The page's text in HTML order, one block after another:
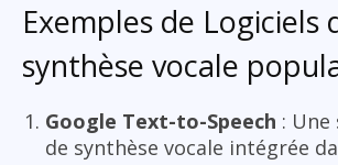
Exemples de Logiciels
synthèse vocale
Google Text-to-Speech :
de synthèse vocale intégrée